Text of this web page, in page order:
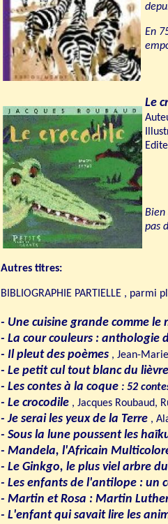
En
Le
Bien
pas
Autres titres:
BIBLIOGRAPHIE PARTIELLE , parmi
- Une cuisine grande comme le
- La cour couleurs : anthologie
- Il pleut des poèmes , Jean-
- Le petit cul tout blanc du lièvre
- Les contes à la coque : 52
- Le crocodile , Jacques Roubaud,
- Je serai les yeux de la Terre ,
- Sous la lune poussent les
- Mandela, l'Africain
- Le Ginkgo, le plus viel arbre
- Les enfants de l'antilope : un
- Martin et Rosa : Martin
- L'enfant qui savait lire les